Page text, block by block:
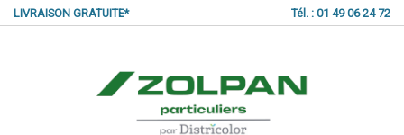
LIVRAISON GRATUITE* Tél. : 01 49 06 24 72